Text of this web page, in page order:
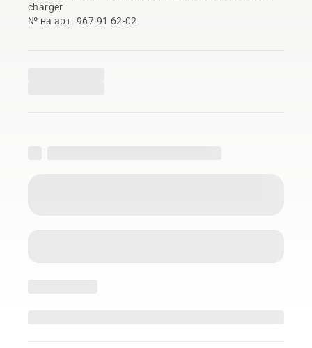
charger
№ на арт. 967 91 62‑02